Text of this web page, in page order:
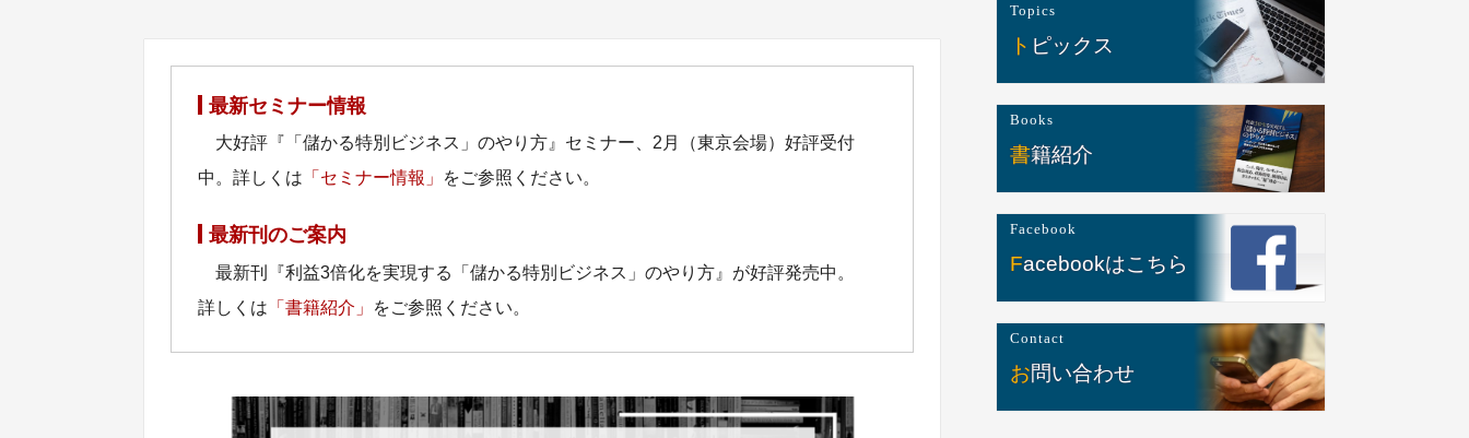
最新セミナー情報
大好評『「儲かる特別ビジネス」のやり方』セミナー、2月（東京会場）好評受付
中。詳しくは 「セミナー情報」 をご参照ください。
最新刊のご案内
最新刊『利益3倍化を実現する「儲かる特別ビジネス」のやり方』が好評発売中。
詳しくは 「書籍紹介」 をご参照ください。
Topics
トピックス
Books
書籍紹介
Facebook
Facebookはこちら
Contact
お問い合わせ